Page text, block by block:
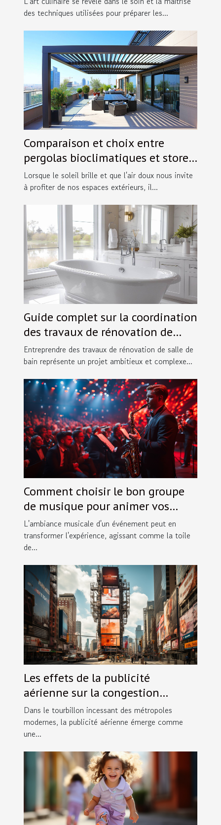
des techniques utilisées pour préparer les...
Comparaison et choix entre
pergolas bioclimatiques et stores
extérieurs
Lorsque le soleil brille et que l'air doux nous invite
à profiter de nos espaces extérieurs, il...
Guide complet sur la coordination
des travaux de rénovation de
salles de bain
Entreprendre des travaux de rénovation de salle de
bain représente un projet ambitieux et complexe...
Comment choisir le bon groupe
de musique pour animer vos
événements spéciaux
L'ambiance musicale d'un événement peut en
transformer l'expérience, agissant comme la toile
de...
Les effets de la publicité
aérienne sur la congestion
visuelle dans les villes
Dans le tourbillon incessant des métropoles
modernes, la publicité aérienne émerge comme
une...